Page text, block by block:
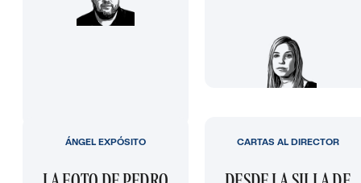
ÁNGEL EXPÓSITO CARTAS AL DIRECTOR